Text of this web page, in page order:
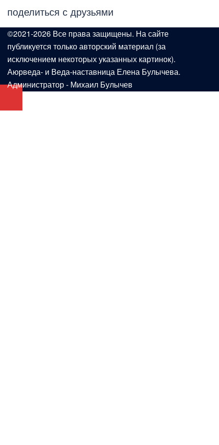
поделиться с друзьями
©2021-2026 Все права защищены. На сайте
публикуется только авторский материал (за
исключением некоторых указанных картинок).
Аюрведа- и Веда-наставница Елена Булычева.
Администратор - Михаил Булычев